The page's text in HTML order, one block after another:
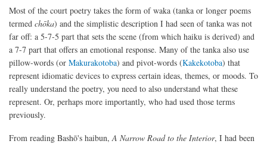
Most of the court poetry takes the form of waka (tanka or longer poems
termed chōka) and the simplistic description I had seen of tanka was not
far off: a 5-7-5 part that sets the scene (from which haiku is derived) and
a 7-7 part that offers an emotional response. Many of the tanka also use
pillow-words (or Makurakotoba) and pivot-words (Kakekotoba) that
represent idiomatic devices to express certain ideas, themes, or moods. To
really understand the poetry, you need to also understand what these
represent. Or, perhaps more importantly, who had used those terms
previously.
From reading Bashō's haibun, A Narrow Road to the Interior, I had been